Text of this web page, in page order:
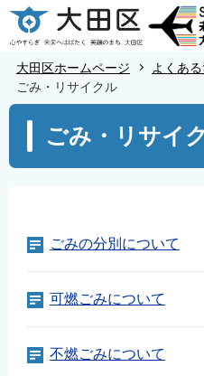
こ
の
ジ
大田区ホームページ よくある
ごみ・リサイクル
こ
ごみ・リサイ
ごみの分別について
可燃ごみについて
不燃ごみについて